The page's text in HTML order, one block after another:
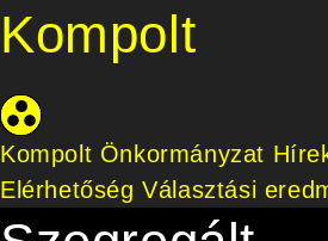
Kompolt
Kompolt Önkormányzat
Elérhetőség Választási